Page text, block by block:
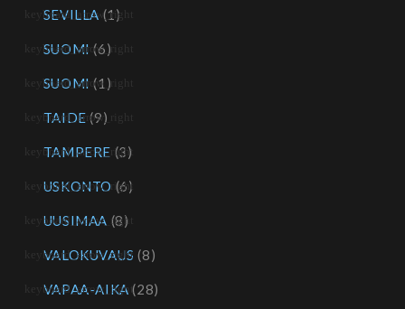
SEVILLA (1)
SUOMI (6)
SUOMI (1)
TAIDE (9)
TAMPERE (3)
USKONTO (6)
UUSIMAA (8)
VALOKUVAUS (8)
VAPAA-AIKA (28)